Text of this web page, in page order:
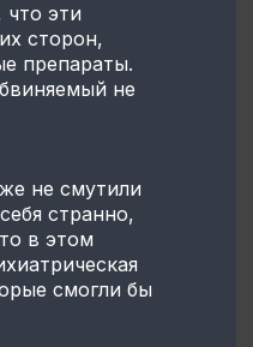
эти
сторон,
препараты.
не
не смутили
странно,
в этом
смогли бы